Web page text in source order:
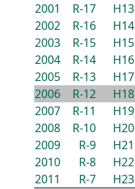
2001
R-17 H13
2002
R-16 H14
2003
R-15 H15
2004
R-14 H16
2005
R-13 H17
2006
R-12 H18
2007
R-11 H19
2008
R-10 H20
2009
R-9 H21
2010
R-8 H22
2011
R-7 H23